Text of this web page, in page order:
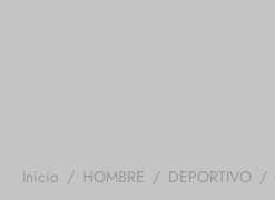
Inicio / HOMBRE / DEPORTIVO /